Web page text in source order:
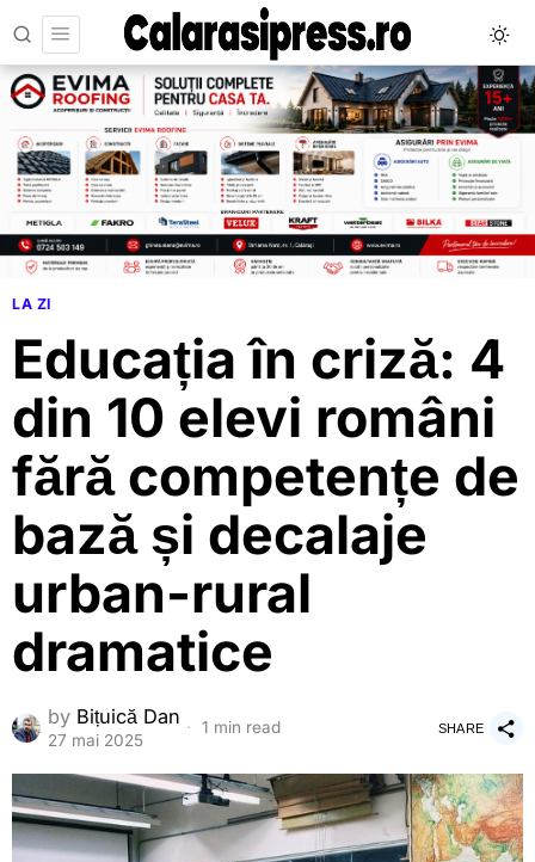
LA ZI
Educația în criză: 4
din 10 elevi români
fără competențe de
bază și decalaje
urban-rural
dramatice
by Bițuică Dan
27 mai 2025
1 min read SHARE